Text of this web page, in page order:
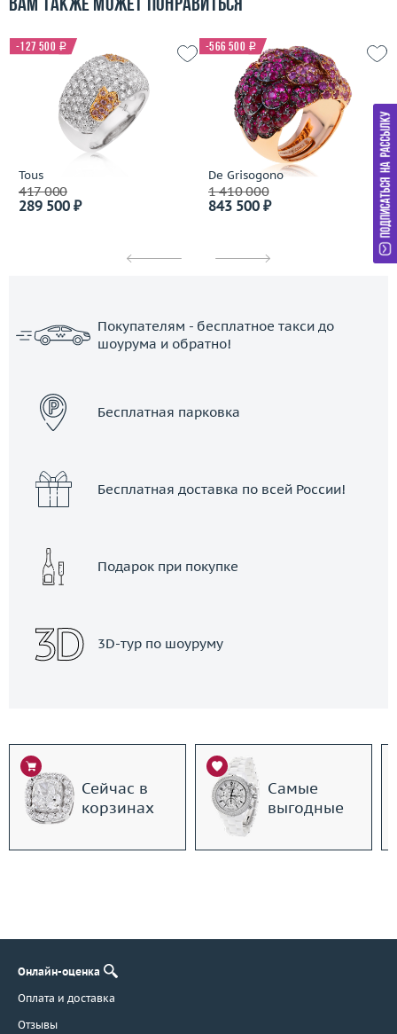
Вам также может понравиться
Tous
417 000
289 500 ₽
-127 500 i
De Grisogono
1 410 000
843 500 ₽
-566 500 i
Покупателям - бесплатное такси до
шоурума и обратно!
Бесплатная парковка
Бесплатная доставка по всей России!
Подарок при покупке
3D-тур по шоуруму
Сейчас в
корзинах
Самые
выгодные
Онлайн-оценка
Оплата и доставка
Отзывы